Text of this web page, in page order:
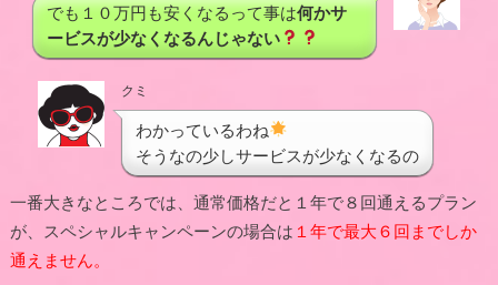
でも１０万円も安くなるって事は何かサ
ービスが少なくなるんじゃない
クミ
わかっているわね
そうなの少しサービスが少なくなるの
一番大きなところでは、通常価格だと１年で８回通えるプラン
が、スペシャルキャンペーンの場合は １年で最大６回までしか
通えません。